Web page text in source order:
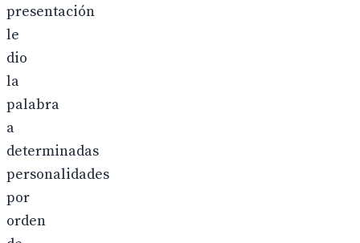
presentación
le
dio
la
palabra
a
determinadas
personalidades
por
orden